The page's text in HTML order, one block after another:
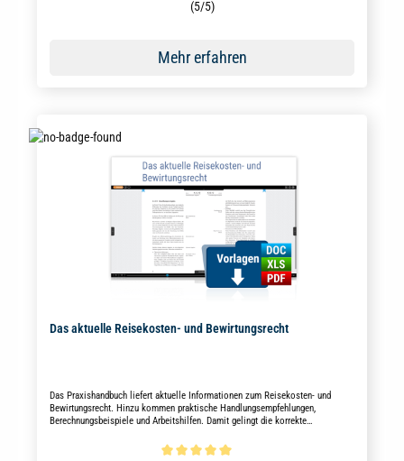
Durchschnittliche Bewertung von 5 von 5 Sternen
(5/5)
Mehr erfahren
Das aktuelle Reisekosten- und Bewirtungsrecht
Das Praxishandbuch liefert aktuelle Informationen zum Reisekosten- und
Bewirtungsrecht. Hinzu kommen praktische Handlungsempfehlungen,
Berechnungsbeispiele und Arbeitshilfen. Damit gelingt die korrekte